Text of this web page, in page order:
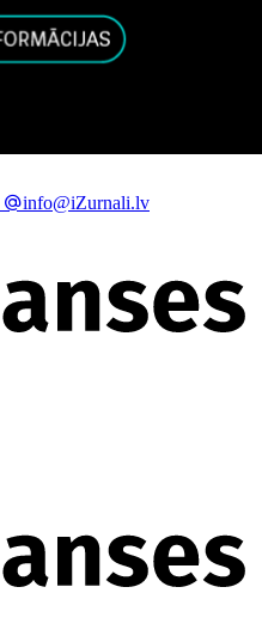
info@iZurnali.lv